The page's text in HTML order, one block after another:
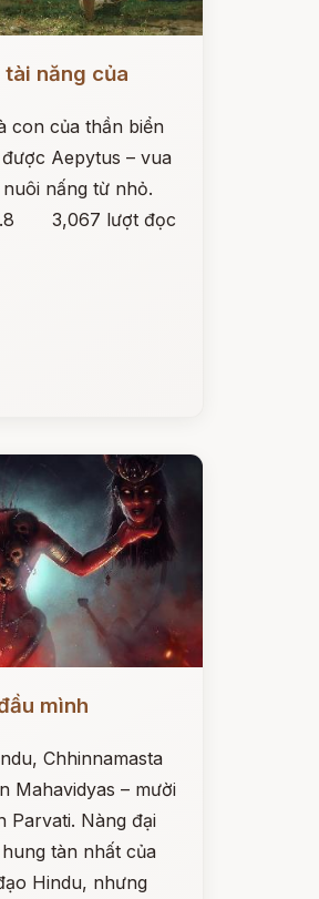
năng của
con của thần biển
Aepytus – vua
nấng từ nhỏ.
3,067 lượt đọc
mình
Chhinnamasta
Mahavidyas – mười
Parvati. Nàng đại
tàn nhất của
Hindu, nhưng